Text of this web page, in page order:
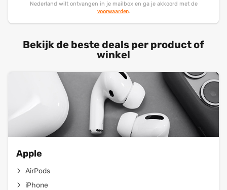
Nederland wilt ontvangen in je mailbox en ga je akkoord met de
voorwaarden.
Bekijk de beste deals per product of
winkel
Apple
AirPods
iPhone